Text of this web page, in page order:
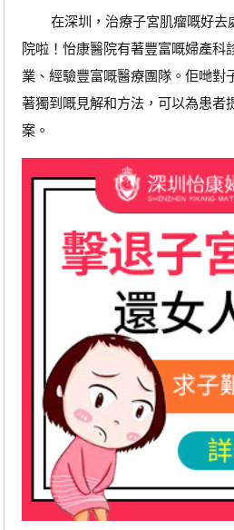
在深圳，治療子宮肌瘤嘅好去
院啦！怡康醫院有著豐富嘅婦產科
業、經驗豐富嘅醫療團隊。佢哋對
著獨到嘅見解和方法，可以為患者
案。